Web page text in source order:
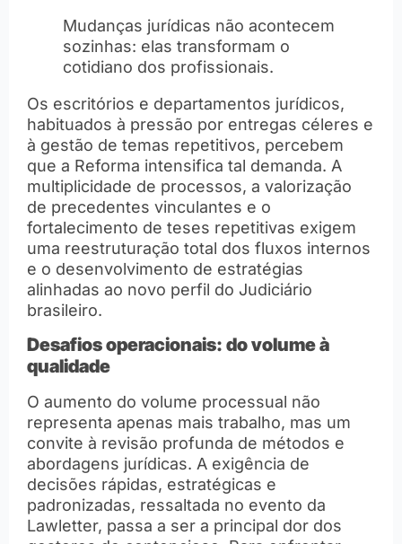
Mudanças jurídicas não acontecem
sozinhas: elas transformam o
cotidiano dos profissionais.
Os escritórios e departamentos jurídicos,
habituados à pressão por entregas céleres e
à gestão de temas repetitivos, percebem
que a Reforma intensifica tal demanda. A
multiplicidade de processos, a valorização
de precedentes vinculantes e o
fortalecimento de teses repetitivas exigem
uma reestruturação total dos fluxos internos
e o desenvolvimento de estratégias
alinhadas ao novo perfil do Judiciário
brasileiro.
Desafios operacionais: do volume à
qualidade
O aumento do volume processual não
representa apenas mais trabalho, mas um
convite à revisão profunda de métodos e
abordagens jurídicas. A exigência de
decisões rápidas, estratégicas e
padronizadas, ressaltada no evento da
Lawletter, passa a ser a principal dor dos